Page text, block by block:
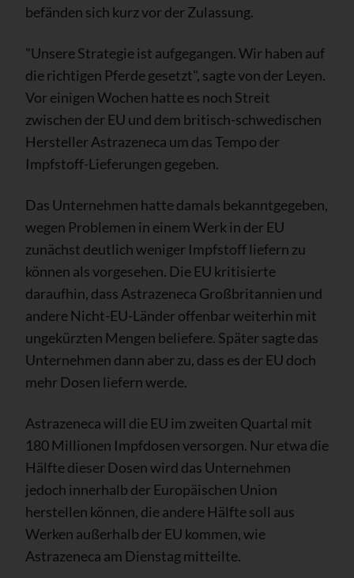
befänden sich kurz vor der Zulassung.
"Unsere Strategie ist aufgegangen. Wir haben auf
die richtigen Pferde gesetzt", sagte von der Leyen.
Vor einigen Wochen hatte es noch Streit
zwischen der EU und dem britisch-schwedischen
Hersteller Astrazeneca um das Tempo der
Impfstoff-Lieferungen gegeben.
Das Unternehmen hatte damals bekanntgegeben,
wegen Problemen in einem Werk in der EU
zunächst deutlich weniger Impfstoff liefern zu
können als vorgesehen. Die EU kritisierte
daraufhin, dass Astrazeneca Großbritannien und
andere Nicht-EU-Länder offenbar weiterhin mit
ungekürzten Mengen beliefere. Später sagte das
Unternehmen dann aber zu, dass es der EU doch
mehr Dosen liefern werde.
Astrazeneca will die EU im zweiten Quartal mit
180 Millionen Impfdosen versorgen. Nur etwa die
Hälfte dieser Dosen wird das Unternehmen
jedoch innerhalb der Europäischen Union
herstellen können, die andere Hälfte soll aus
Werken außerhalb der EU kommen, wie
Astrazeneca am Dienstag mitteilte.